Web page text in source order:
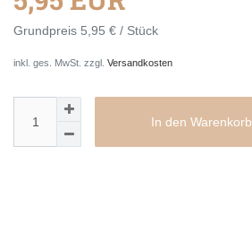
Grundpreis 5,95 € / Stück
inkl. ges. MwSt. zzgl. Versandkosten
In den Warenkorb